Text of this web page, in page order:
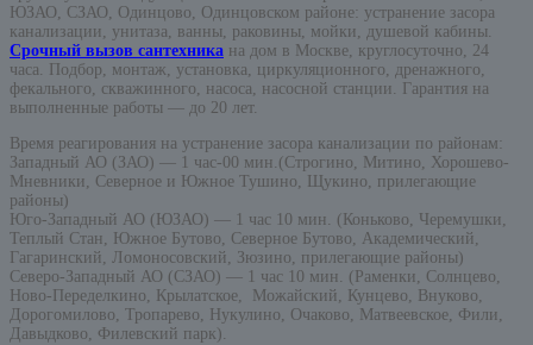
ЮЗАО, СЗАО, Одинцово, Одинцовском районе: устранение засора
канализации, унитаза, ванны, раковины, мойки, душевой кабины.
Срочный вызов сантехника на дом в Москве, круглосуточно, 24
часа. Подбор, монтаж, установка, циркуляционного, дренажного,
фекального, скважинного, насоса, насосной станции. Гарантия на
выполненные работы — до 20 лет.
Время реагирования на устранение засора канализации по районам:
Западный АО (ЗАО) — 1 час-00 мин.(Строгино, Митино, Хорошево-
Мневники, Северное и Южное Тушино, Щукино, прилегающие
районы)
Юго-Западный АО (ЮЗАО) — 1 час 10 мин. (Коньково, Черемушки,
Теплый Стан, Южное Бутово, Северное Бутово, Академический,
Гагаринский, Ломоносовский, Зюзино, прилегающие районы)
Северо-Западный АО (СЗАО) — 1 час 10 мин. (Раменки, Солнцево,
Ново-Переделкино, Крылатское, Можайский, Кунцево, Внуково,
Дорогомилово, Тропарево, Нукулино, Очаково, Матвеевское, Фили,
Давыдково, Филевский парк).